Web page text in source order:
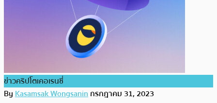
ข่าวคริปโตเคอเรนซี่
ByKasamsak Wongsaninกรกฎาคม 31, 2023